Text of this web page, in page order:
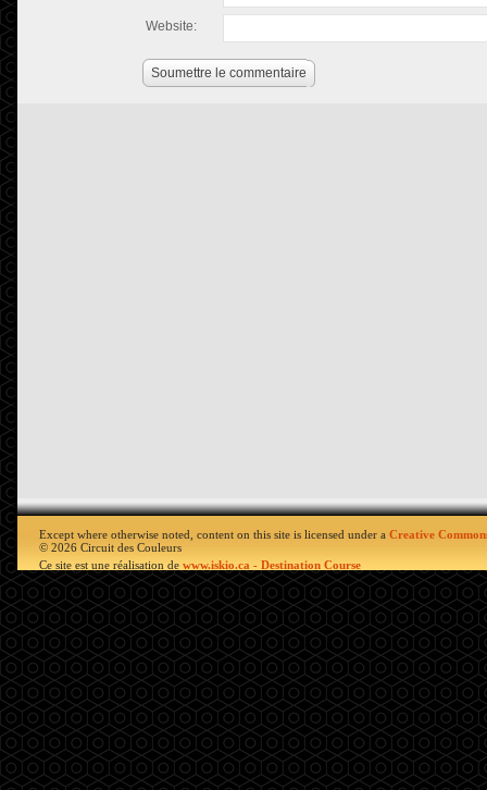
Website:
Soumettre le commentaire
Except where otherwise noted, content on this site is licensed under a Creative
© 2026 Circuit des Couleurs
Ce site est une réalisation de www.iskio.ca - Destination Course